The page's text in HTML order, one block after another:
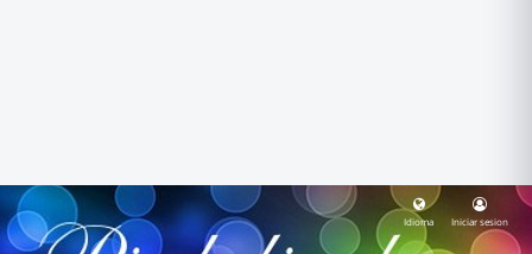
Idioma Iniciar sesion